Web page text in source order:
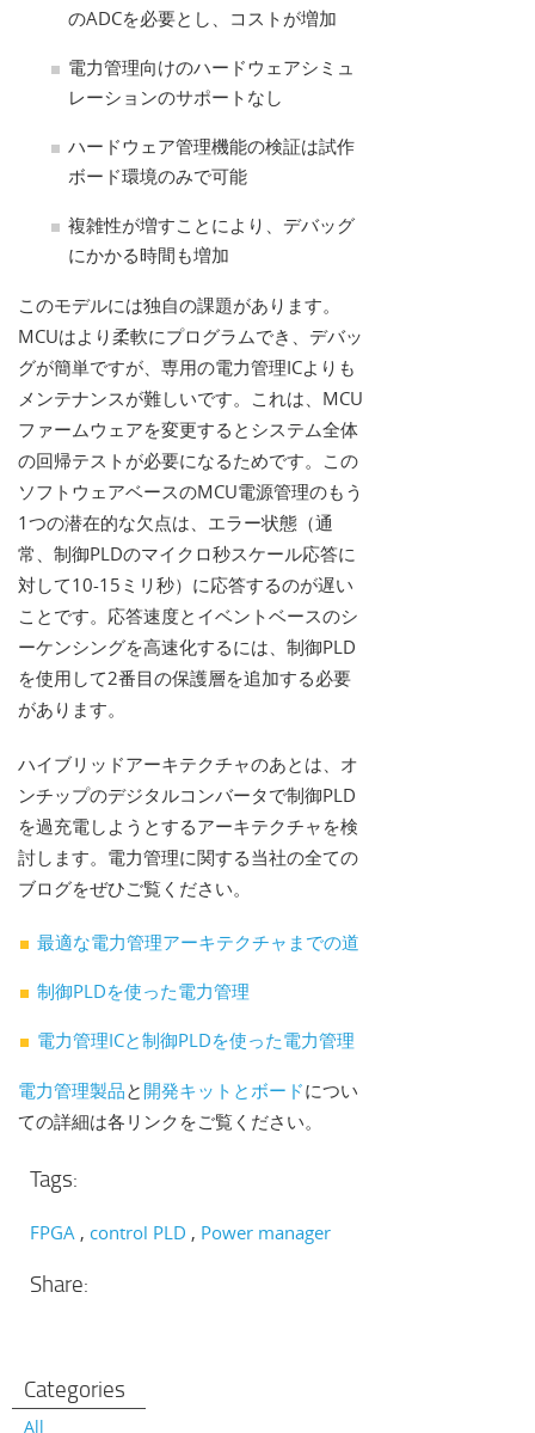
のADCを必要とし、コストが増加
電力管理向けのハードウェアシミュ
レーションのサポートなし
ハードウェア管理機能の検証は試作
ボード環境のみで可能
複雑性が増すことにより、デバッグ
にかかる時間も増加
このモデルには独自の課題があります。
MCUはより柔軟にプログラムでき、デバッ
グが簡単ですが、専用の電力管理ICよりも
メンテナンスが難しいです。これは、MCU
ファームウェアを変更するとシステム全体
の回帰テストが必要になるためです。この
ソフトウェアベースのMCU電源管理のもう
1つの潜在的な欠点は、エラー状態（通
常、制御PLDのマイクロ秒スケール応答に
対して10-15ミリ秒）に応答するのが遅い
ことです。応答速度とイベントベースのシ
ーケンシングを高速化するには、制御PLD
を使用して2番目の保護層を追加する必要
があります。
ハイブリッドアーキテクチャのあとは、オ
ンチップのデジタルコンバータで制御PLD
を過充電しようとするアーキテクチャを検
討します。電力管理に関する当社の全ての
ブログをぜひご覧ください。
最適な電力管理アーキテクチャまでの道
制御PLDを使った電力管理
電力管理ICと制御PLDを使った電力管理
電力管理製品と 開発キットとボードについ
ての詳細は各リンクをご覧ください。
Tags:
FPGA control PLD Power manager
Share:
Categories
All